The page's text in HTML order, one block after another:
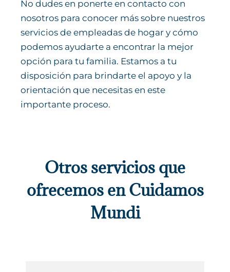
No dudes en ponerte en contacto con
nosotros para conocer más sobre nuestros
servicios de empleadas de hogar y cómo
podemos ayudarte a encontrar la mejor
opción para tu familia. Estamos a tu
disposición para brindarte el apoyo y la
orientación que necesitas en este
importante proceso.
Otros servicios que
ofrecemos en Cuidamos
Mundi